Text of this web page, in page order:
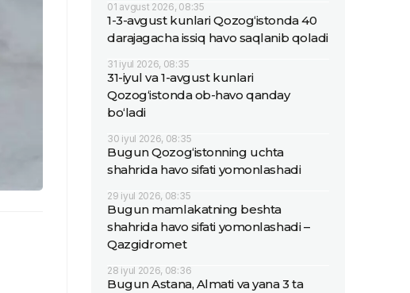
01 avgust 2026, 08:35
1-3-avgust kunlari Qozog‘istonda 40
darajagacha issiq havo saqlanib qoladi
31 iyul 2026, 08:35
31-iyul va 1-avgust kunlari
Qozog‘istonda ob-havo qanday
bo‘ladi
30 iyul 2026, 08:35
Bugun Qozog‘istonning uchta
shahrida havo sifati yomonlashadi
29 iyul 2026, 08:35
Bugun mamlakatning beshta
shahrida havo sifati yomonlashadi –
Qazgidromet
28 iyul 2026, 08:36
Bugun Astana, Almati va yana 3 ta